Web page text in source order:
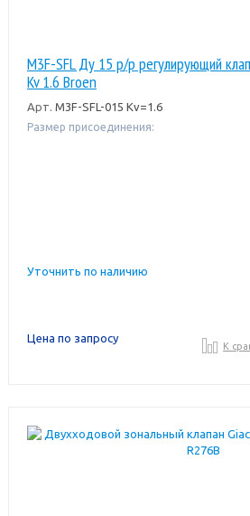
M3F-SFL Ду 15 р/р регулирующий
Kv 1.6 Broen
Арт. M3F-SFL-015 Kv=1.6
Размер присоединения:
Уточнить по наличию
Цена по запросу
К